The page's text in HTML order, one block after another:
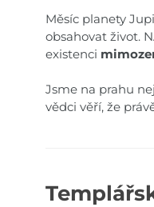
Měsíc planety
obsahovat život.
existenci
Jsme na prahu
vědci věří, že